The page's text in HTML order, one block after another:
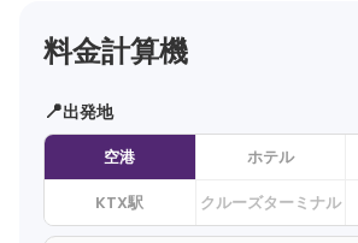
料金計算機
📍出発地
空港 ホテル
KTX駅
クルーズターミナル